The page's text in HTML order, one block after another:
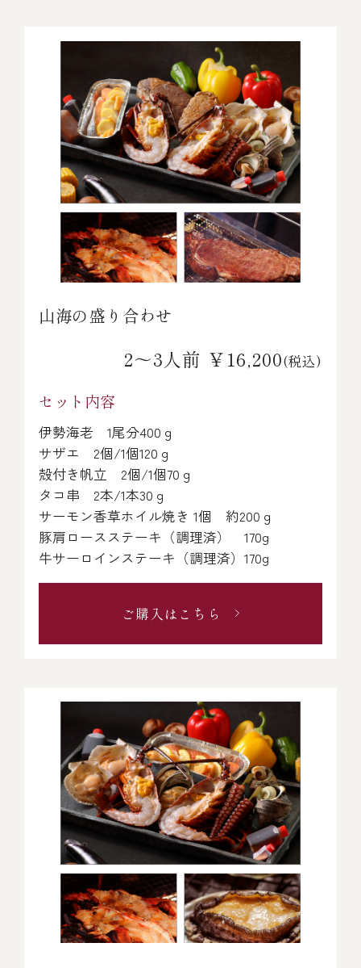
山海の盛り合わせ
2～3人前 ￥16,200(税込)
セット内容
伊勢海老 1尾分400ｇ
サザエ 2個/1個120ｇ
殻付き帆立 2個/1個70ｇ
タコ串 2本/1本30ｇ
サーモン香草ホイル焼き 1個 約200ｇ
豚肩ロースステーキ（調理済） 170g
牛サーロインステーキ（調理済）170g
ご購入はこちら